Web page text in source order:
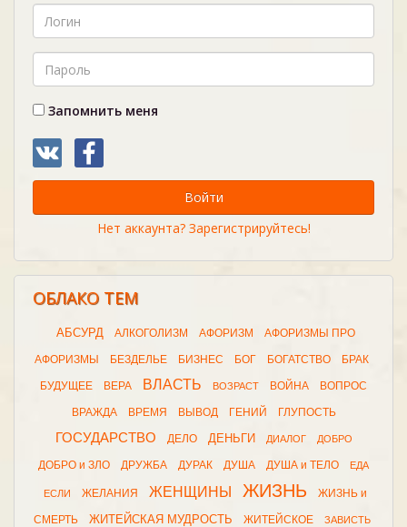
Запомнить меня
Войти
Нет аккаунта? Зарегистрируйтесь!
ОБЛАКО ТЕМ
АБСУРД АЛКОГОЛИЗМ АФОРИЗМ АФОРИЗМЫ ПРО
АФОРИЗМЫ БЕЗДЕЛЬЕ БИЗНЕС БОГ БОГАТСТВО БРАК
БУДУЩЕЕ ВЕРА ВЛАСТЬ ВОЗРАСТ ВОЙНА ВОПРОС
ВРАЖДА ВРЕМЯ ВЫВОД ГЕНИЙ ГЛУПОСТЬ
ГОСУДАРСТВО ДЕЛО ДЕНЬГИ ДИАЛОГ ДОБРО
ДОБРО и ЗЛО ДРУЖБА ДУРАК ДУША ДУША и ТЕЛО ЕДА
ЕСЛИ ЖЕЛАНИЯ ЖЕНЩИНЫ ЖИЗНЬ ЖИЗНЬ и
СМЕРТЬ ЖИТЕЙСКАЯ МУДРОСТЬ ЖИТЕЙСКОЕ ЗАВИСТЬ